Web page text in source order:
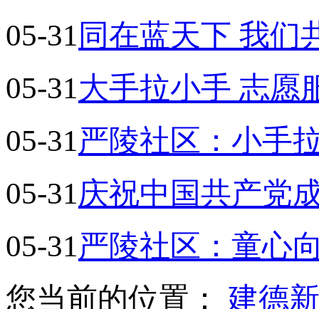
05-31 同在蓝天下 我们
05-31大手拉小手 志愿
05-31严陵社区：小手
05-31庆祝中国共产党
05-31严陵社区：童心
您当前的位置： 建德